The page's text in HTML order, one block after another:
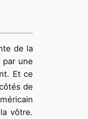
de la
par une
Et ce
de
vôtre.